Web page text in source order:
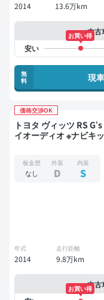
2014 13.6万km
中古
お買い得
無
料
現
価格交渉OK
トヨタ ヴィッツ RS G’s 禁煙車 整備記録簿あり ディスプレ
イオーディオ ※ナビキ
板金歴
なし
外装
D
内装
S
年式
2014
走行距離
9.8万km
中古
お買い得